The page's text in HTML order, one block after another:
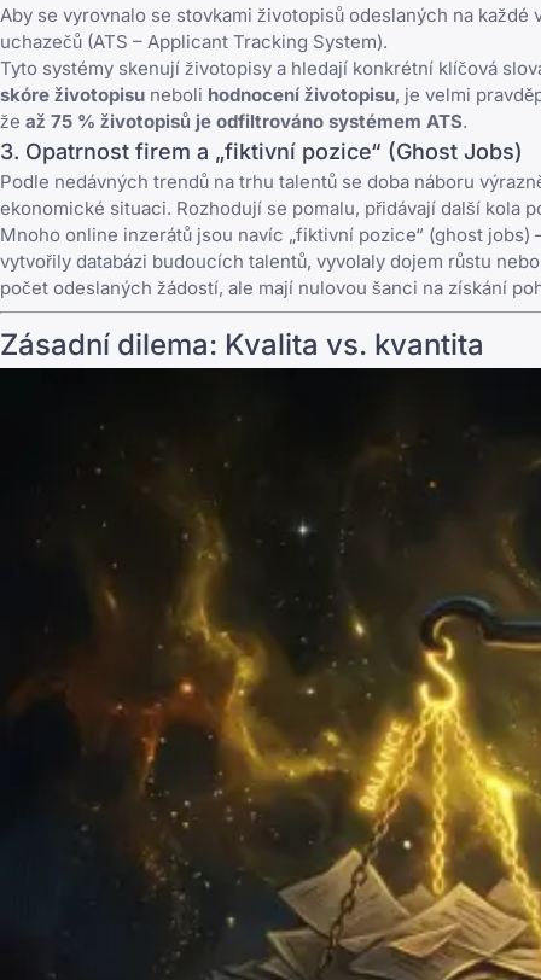
Aby se vyrovnalo se stovkami životopisů odeslaných na
uchazečů (ATS – Applicant Tracking System).
Tyto systémy skenují životopisy a hledají konkrétní klíčová
skóre životopisu neboli hodnocení životopisu, je velmi
že až 75 % životopisů je odfiltrováno systémem ATS.
3. Opatrnost firem a „fiktivní pozice“ (Ghost Jobs)
Podle nedávných trendů na trhu talentů se doba náboru
ekonomické situaci. Rozhodují se pomalu, přidávají další kola
Mnoho online inzerátů jsou navíc „fiktivní pozice“ (ghost
vytvořily databázi budoucích talentů, vyvolaly dojem růstu
počet odeslaných žádostí, ale mají nulovou šanci na získání
Zásadní dilema: Kvalita vs. kvantita